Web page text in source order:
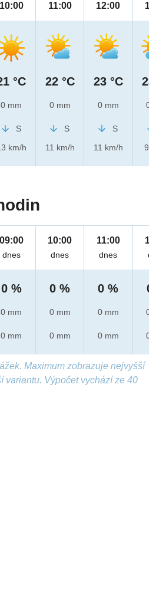
10:00
°C
0 mm
S
km/h
11:00
22 °C
0 mm
S
11 km/h
12:00
23 °C
0 mm
S
11 km/h
13:00
23 °C
0 mm
9 km/h
09:00
dnes
0 %
0 mm
0 mm
10:00
dnes
0 %
0 mm
0 mm
11:00
dnes
0 %
0 mm
0 mm
12:00
dnes
0 %
0 mm
0 mm
Maximum zobrazuje nejvyšší
variantu. Výpočet vychází ze 40